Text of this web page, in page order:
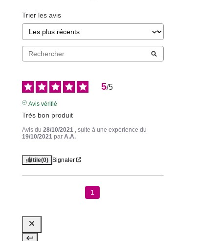
Trier les avis
5/5
Avis vérifié
Très bon produit
Avis du 28/10/2021 , suite à une expérience du
19/10/2021 par A.A.
Utile(0) Signaler
1